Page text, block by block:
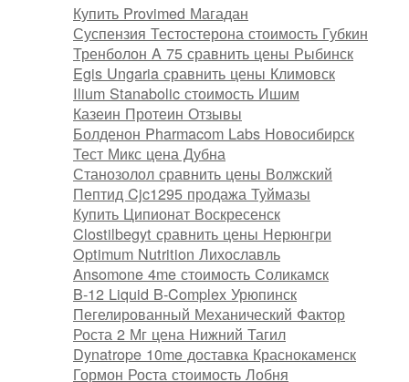
Купить Provimed Магадан
Суспензия Тестостерона стоимость Губкин
Тренболон A 75 сравнить цены Рыбинск
Egis Ungaria сравнить цены Климовск
Ilium Stanabolic стоимость Ишим
Казеин Протеин Отзывы
Болденон Pharmacom Labs Новосибирск
Тест Микс цена Дубна
Станозолол сравнить цены Волжский
Пептид Cjc1295 продажа Туймазы
Купить Ципионат Воскресенск
Clostilbegyt сравнить цены Нерюнгри
Optimum Nutrition Лихославль
Ansomone 4me стоимость Соликамск
B-12 Liquid B-Complex Урюпинск
Пегелированный Механический Фактор
Роста 2 Мг цена Нижний Тагил
Dynatrope 10me доставка Краснокаменск
Гормон Роста стоимость Лобня